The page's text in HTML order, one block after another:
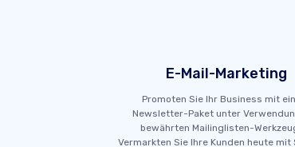
E-Mail-Marketing
Promoten Sie Ihr Business mit
Newsletter-Paket unter
bewährten Mailinglisten-
Vermarkten Sie Ihre Kunden heute mit